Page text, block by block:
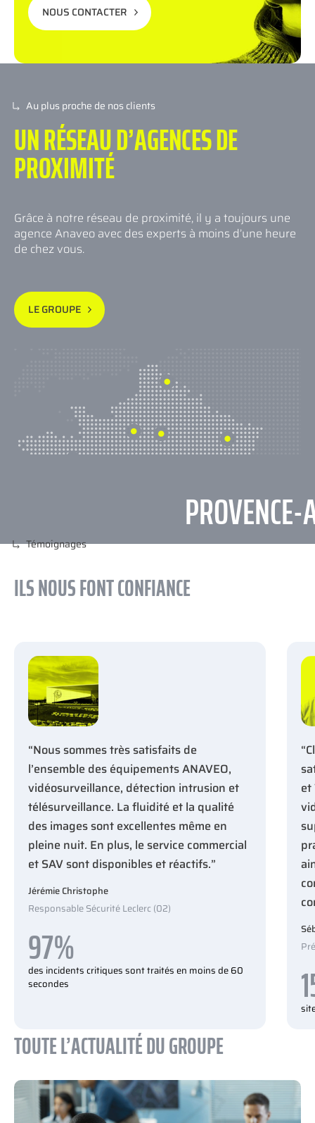
NOUS CONTACTER
Au plus proche de nos clients
UN RÉSEAU D’AGENCESDE
PROXIMITÉ
Grâce à notre réseau de proximité, il y a toujours une
agence Anaveo avec des experts à moins d’une heure
de chez vous.
LE GROUPE
PROVENCE-
Témoignages
ILS NOUS FONT CONFIANCE
“Nous sommes très satisfaits de
l’ensemble des équipements ANAVEO,
vidéosurveillance, détection intrusion et
télésurveillance. La fluidité et la qualité
des images sont excellentes même en
pleine nuit. En plus, le service commercial
et SAV sont disponibles et réactifs.”
Jérémie Christophe
Responsable Sécurité Leclerc (02)
97%
des incidents critiques sont traités en moins de 60
secondes
et
TOUTE L’ACTUALITÉ DU GROUPE